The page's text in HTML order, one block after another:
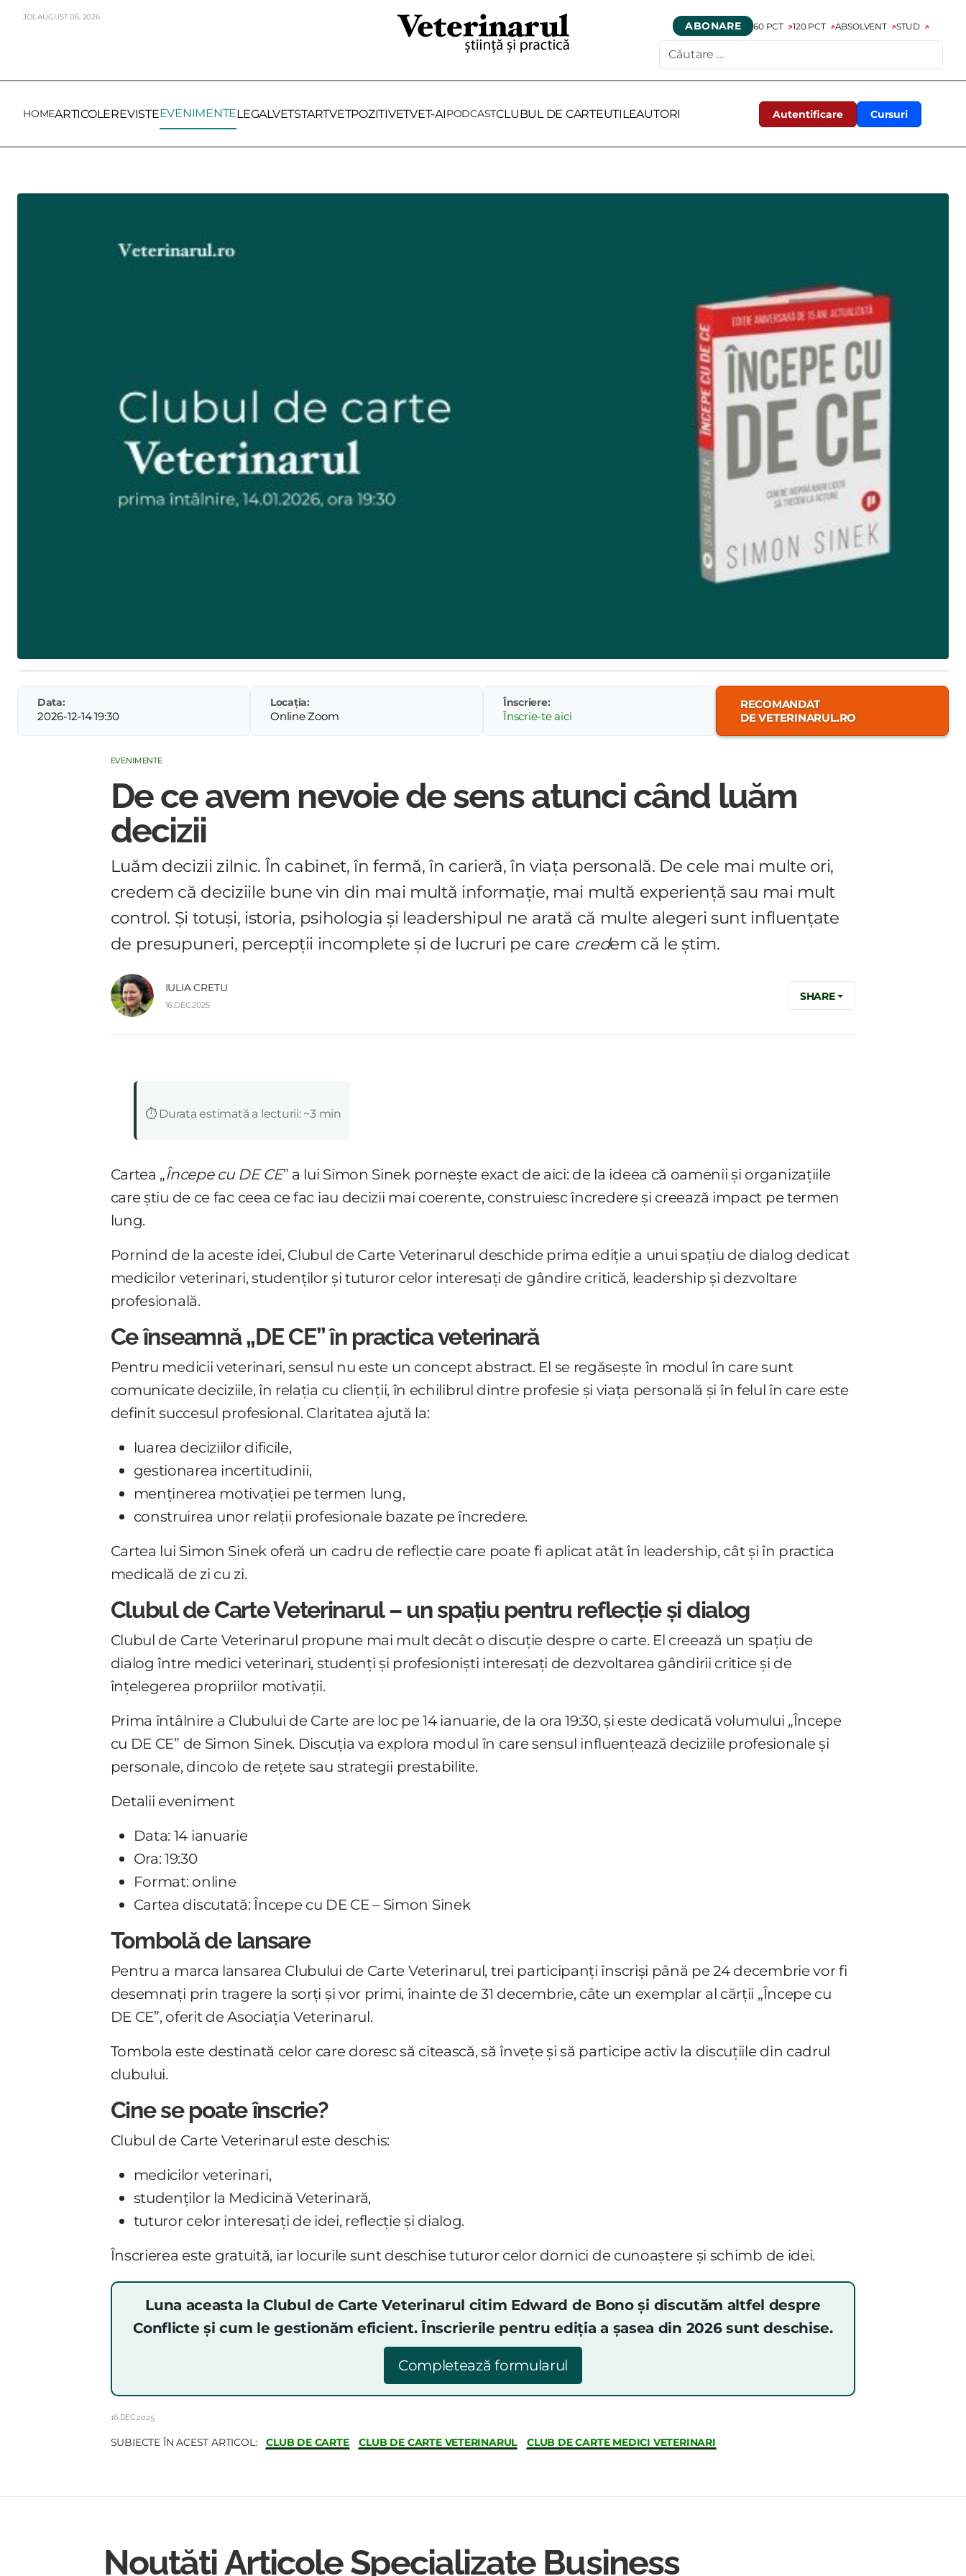
JOI,AUGUST06, 2026
ABONARE 60 PCT 120 PCT ABSOLVENT STUD
Autentificare Cursuri
HOMEARTICOLEREVISTEEVENIMENTELEGALVETSTARTVETPOZITIVETVET-AIPODCASTCLUBUL DE CARTEUTILEAUTORI
Data:
2026-12-14 19:30
Locația:
Online Zoom
Înscriere:
Înscrie-te aici
RECOMANDAT
DE VETERINARUL.RO
EVENIMENTE
De ce avem nevoie de sens atunci când luăm
decizii
Luăm decizii zilnic. În cabinet, în fermă, în carieră, în viața personală. De cele mai multe ori,
credem că deciziile bune vin din mai multă informație, mai multă experiență sau mai mult
control. Și totuși, istoria, psihologia și leadershipul ne arată că multe alegeri sunt influențate
de presupuneri, percepții incomplete și de lucruri pe care credem că le știm.
IULIA CRETU
16.DEC.2025
SHARE
⏱️ Durata estimată a lecturii: ~3 min
Cartea „Începe cu DE CE” a lui Simon Sinek pornește exact de aici: de la ideea că oamenii și organizațiile
care știu de ce fac ceea ce fac iau decizii mai coerente, construiesc încredere și creează impact pe termen
lung.
Pornind de la aceste idei, Clubul de Carte Veterinarul deschide prima ediție a unui spațiu de dialog dedicat
medicilor veterinari, studenților și tuturor celor interesați de gândire critică, leadership și dezvoltare
profesională.
Ce înseamnă „DE CE” în practica veterinară
Pentru medicii veterinari, sensul nu este un concept abstract. El se regăsește în modul în care sunt
comunicate deciziile, în relația cu clienții, în echilibrul dintre profesie și viața personală și în felul în care este
definit succesul profesional. Claritatea ajută la:
luarea deciziilor dificile,
gestionarea incertitudinii,
menținerea motivației pe termen lung,
construirea unor relații profesionale bazate pe încredere.
Cartea lui Simon Sinek oferă un cadru de reflecție care poate fi aplicat atât în leadership, cât și în practica
medicală de zi cu zi.
Clubul de Carte Veterinarul – un spațiu pentru reflecție și dialog
Clubul de Carte Veterinarul propune mai mult decât o discuție despre o carte. El creează un spațiu de
dialog între medici veterinari, studenți și profesioniști interesați de dezvoltarea gândirii critice și de
înțelegerea propriilor motivații.
Prima întâlnire a Clubului de Carte are loc pe 14 ianuarie, de la ora 19:30, și este dedicată volumului „Începe
cu DE CE” de Simon Sinek. Discuția va explora modul în care sensul influențează deciziile profesionale și
personale, dincolo de rețete sau strategii prestabilite.
Detalii eveniment
Data: 14 ianuarie
Ora: 19:30
Format: online
Cartea discutată: Începe cu DE CE – Simon Sinek
Tombolă de lansare
Pentru a marca lansarea Clubului de Carte Veterinarul, trei participanți înscriși până pe 24 decembrie vor fi
desemnați prin tragere la sorți și vor primi, înainte de 31 decembrie, câte un exemplar al cărții „Începe cu
DE CE”, oferit de Asociația Veterinarul.
Tombola este destinată celor care doresc să citească, să învețe și să participe activ la discuțiile din cadrul
clubului.
Cine se poate înscrie?
Clubul de Carte Veterinarul este deschis:
medicilor veterinari,
studenților la Medicină Veterinară,
tuturor celor interesați de idei, reflecție și dialog.
Înscrierea este gratuită, iar locurile sunt deschise tuturor celor dornici de cunoaștere și schimb de idei.
Luna aceasta la Clubul de Carte Veterinarul citim Edward de Bono și discutăm altfel despre
Conflicte și cum le gestionăm eficient. Înscrierile pentru ediția a șasea din 2026 sunt deschise.
Completează formularul
16.DEC.2025
SUBIECTE ÎN ACEST ARTICOL: CLUB DE CARTE CLUB DE CARTE VETERINARUL CLUB DE CARTE MEDICI VETERINARI
Noutăți Articole Specializate Business